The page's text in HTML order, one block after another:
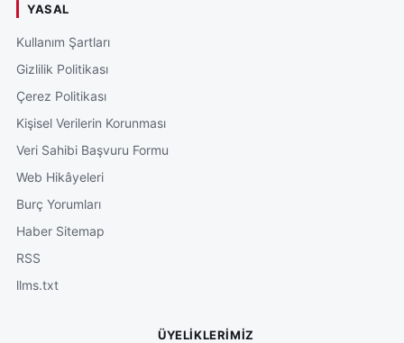
YASAL
Kullanım Şartları
Gizlilik Politikası
Çerez Politikası
Kişisel Verilerin Korunması
Veri Sahibi Başvuru Formu
Web Hikâyeleri
Burç Yorumları
Haber Sitemap
RSS
llms.txt
ÜYELIKLERIMIZ